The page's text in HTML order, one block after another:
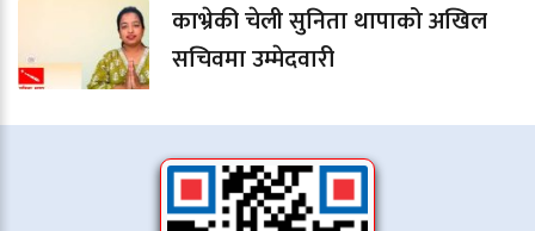
काभ्रेकी चेली सुनिता थापाको अखिल
सचिवमा उम्मेदवारी